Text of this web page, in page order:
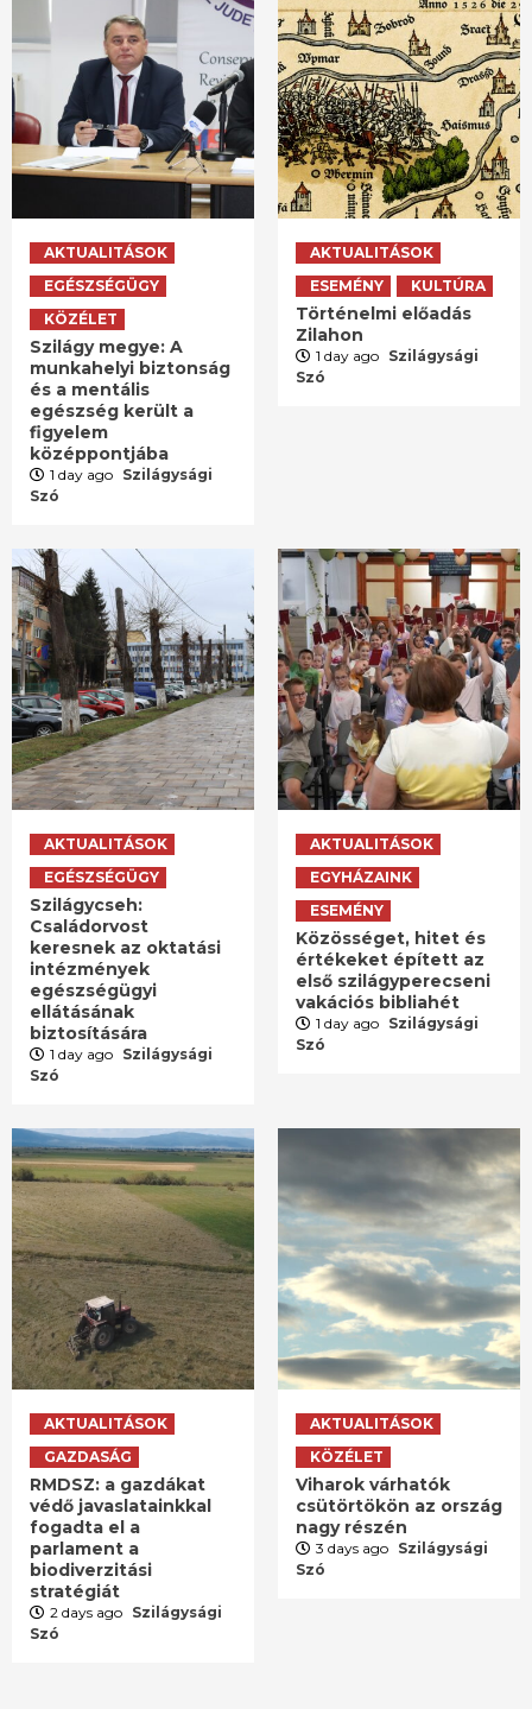
AKTUALITÁSOK
EGÉSZSÉGÜGY
KÖZÉLET
Szilágy megye: A
munkahelyi biztonság
és a mentális
egészség került a
figyelem
középpontjába
1 day ago Szilágysági
Szó
AKTUALITÁSOK
ESEMÉNY
KULTÚRA
Történelmi előadás
Zilahon
1 day ago Szilágysági
Szó
AKTUALITÁSOK
EGÉSZSÉGÜGY
Szilágycseh:
Családorvost
keresnek az oktatási
intézmények
egészségügyi
ellátásának
biztosítására
1 day ago Szilágysági
Szó
AKTUALITÁSOK
EGYHÁZAINK
ESEMÉNY
Közösséget, hitet és
értékeket épített az
első szilágyperecseni
vakációs bibliahét
1 day ago Szilágysági
Szó
AKTUALITÁSOK
GAZDASÁG
RMDSZ: a gazdákat
védő javaslatainkkal
fogadta el a
parlament a
biodiverzitási
stratégiát
2 days ago Szilágysági
Szó
AKTUALITÁSOK
KÖZÉLET
Viharok várhatók
csütörtökön az ország
nagy részén
3 days ago Szilágysági
Szó